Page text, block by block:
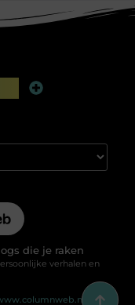
die je raken
verhalen en